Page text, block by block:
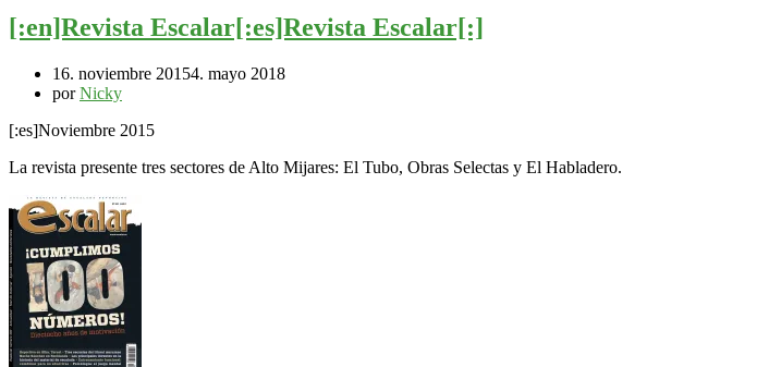
[:en]Revista Escalar[:es]Revista Escalar[:]
16. noviembre 20154. mayo 2018
porNicky
[:es]Noviembre 2015
La revista presente tres sectores de Alto Mijares: El Tubo, Obras Selectas y El Habladero.